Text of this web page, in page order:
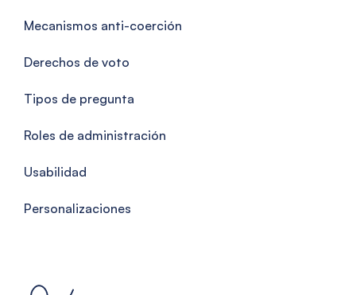
Mecanismos anti-coerción
Derechos de voto
Tipos de pregunta
Roles de administración
Usabilidad
Personalizaciones